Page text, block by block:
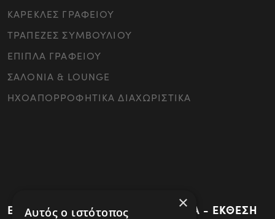
ΚΑΡΕΚΛΕΣ ΓΡΑΦΕΙΟΥ
ΤΡΑΠΕΖΕΣ ΣΥΜΒΟΥΛΙΟΥ
ΕΠΙΠΛΑ ΓΡΑΦΕΙΟΥ
ΣΑΛΟΝΙΑ & LOUNGE
ΗΧΟΑΠΟΡΡΟΦΗΤΙΚΑ ΔΙΑΧΩΡΙΣΤΙΚΑ
ΕΡΓΟΣΤΑΣΙΟ - ΚΕΝΤΡΙΚΑ ΓΡΑΦΕΙΑ - ΕΚΘΕΣΗ
×
Αυτός ο ιστότοπος